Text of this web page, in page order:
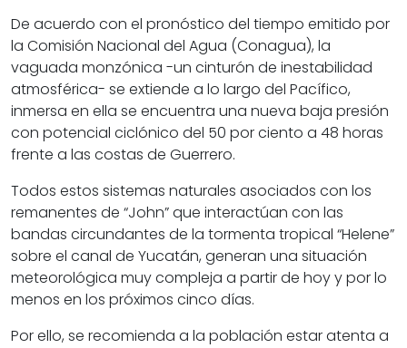
De acuerdo con el pronóstico del tiempo emitido por
la Comisión Nacional del Agua (Conagua), la
vaguada monzónica -un cinturón de inestabilidad
atmosférica- se extiende a lo largo del Pacífico,
inmersa en ella se encuentra una nueva baja presión
con potencial ciclónico del 50 por ciento a 48 horas
frente a las costas de Guerrero.
Todos estos sistemas naturales asociados con los
remanentes de “John” que interactúan con las
bandas circundantes de la tormenta tropical “Helene”
sobre el canal de Yucatán, generan una situación
meteorológica muy compleja a partir de hoy y por lo
menos en los próximos cinco días.
Por ello, se recomienda a la población estar atenta a